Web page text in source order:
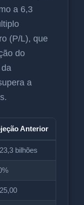
a 6,3
(P/L), que
do
a
Anterior
bilhões